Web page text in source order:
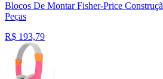
Blocos De Montar Fisher-Price
Peças
R$ 193,79